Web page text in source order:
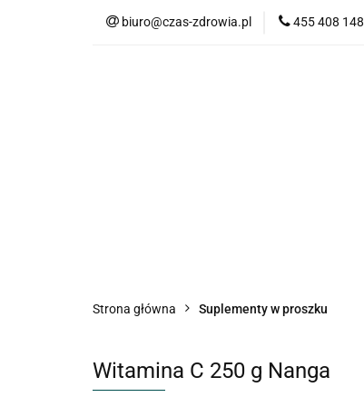
biuro@czas-zdrowia.pl 455 408 148
Strona główna Suplementy w proszku
Witamina C 250 g Nanga